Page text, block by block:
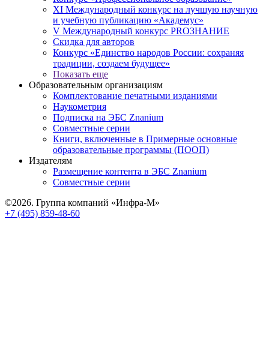
XI Международный конкурс на лучшую научную
и учебную публикацию «Академус»
V Международный конкурс PROЗНАНИЕ
Скидка для авторов
Конкурс «Единство народов России: сохраняя
традиции, создаем будущее»
Показать еще
Образовательным организациям
Комплектование печатными изданиями
Наукометрия
Подписка на ЭБС Znanium
Совместные серии
Книги, включенные в Примерные основные
образовательные программы (ПООП)
Издателям
Размещение контента в ЭБС Znanium
Совместные серии
©2026. Группа компаний «Инфра-М»
+7 (495) 859-48-60